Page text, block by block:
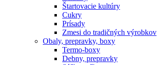
Štartovacie kultúry
Cukry
Prísady
Zmesi do tradičných výrobkov
Obaly, prepravky, boxy
Termo-boxy
Debny, prepravky